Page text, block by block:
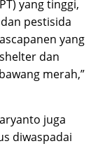
yang tinggi,
pestisida
yang
dan
merah,”
juga
diwaspadai